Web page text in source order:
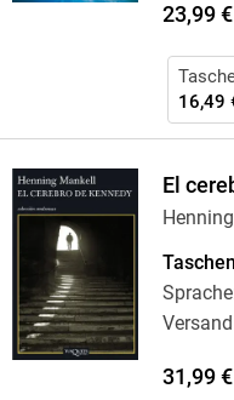
23,99 €
16,49
El
31,99 €